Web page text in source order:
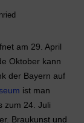
am 29. April
Oktober kann
der Bayern auf
ist man
zum 24. Juli
Braukunst und